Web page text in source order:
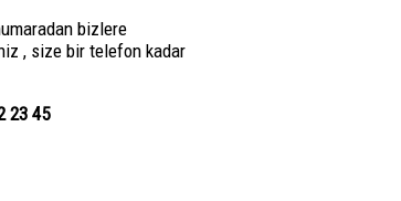
bizlere
, size bir telefon kadar
23 45